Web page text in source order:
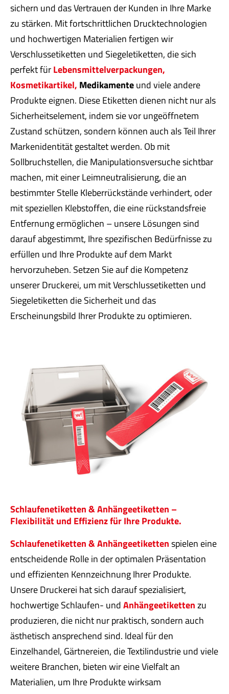
sichern und das Vertrauen der Kunden in Ihre Marke
zu stärken. Mit fortschrittlichen Drucktechnologien
und hochwertigen Materialien fertigen wir
Verschlussetiketten und Siegeletiketten, die sich
perfekt fürLebensmittelverpackungen,
Kosmetikartikel, Medikamenteund viele andere
Produkte eignen. Diese Etiketten dienen nicht nur als
Sicherheitselement, indem sie vor ungeöffnetem
Zustand schützen, sondern können auch als Teil Ihrer
Markenidentität gestaltet werden. Ob mit
Sollbruchstellen, die Manipulationsversuche sichtbar
machen, mit einer Leimneutralisierung, die an
bestimmter Stelle Kleberrückstände verhindert, oder
mit speziellen Klebstoffen, die eine rückstandsfreie
Entfernung ermöglichen – unsere Lösungen sind
darauf abgestimmt, Ihre spezifischen Bedürfnisse zu
erfüllen und Ihre Produkte auf dem Markt
hervorzuheben. Setzen Sie auf die Kompetenz
unserer Druckerei, um mit Verschlussetiketten und
Siegeletiketten die Sicherheit und das
Erscheinungsbild Ihrer Produkte zu optimieren.
Schlaufenetiketten & Anhängeetiketten –
Flexibilität und Effizienz für Ihre Produkte.
Schlaufenetiketten & Anhängeetikettenspielen eine
entscheidende Rolle in der optimalen Präsentation
und effizienten Kennzeichnung Ihrer Produkte.
Unsere Druckerei hat sich darauf spezialisiert,
hochwertige Schlaufen- undAnhängeetikettenzu
produzieren, die nicht nur praktisch, sondern auch
ästhetisch ansprechend sind. Ideal für den
Einzelhandel, Gärtnereien, die Textilindustrie und viele
weitere Branchen, bieten wir eine Vielfalt an
Materialien, um Ihre Produkte wirksam